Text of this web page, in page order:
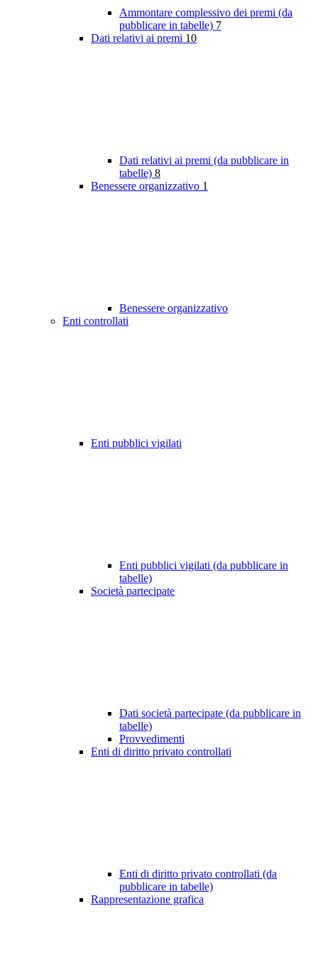
Ammontare complessivo dei premi (da
pubblicare in tabelle) 7
Dati relativi ai premi 10
Dati relativi ai premi (da pubblicare in
tabelle) 8
Benessere organizzativo 1
Benessere organizzativo
Enti controllati
Enti pubblici vigilati
Enti pubblici vigilati (da pubblicare in
tabelle)
Società partecipate
Dati società partecipate (da pubblicare in
tabelle)
Provvedimenti
Enti di diritto privato controllati
Enti di diritto privato controllati (da
pubblicare in tabelle)
Rappresentazione grafica